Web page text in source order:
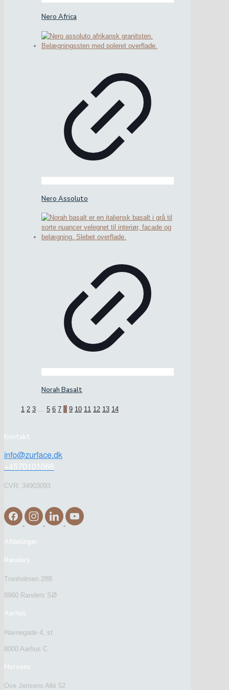
Nero Africa
Nero Assoluto
Norah Basalt
1 2 3 5 6 7 8 9 10 11 12 13 14
Kontakt
CVR: 34903093
Afdelinger
Randers
Tronholmen 28B
8960 Randers SØ
Aarhus
Havnegade 4, st.
8000 Aarhus C
Horsens
Ove Jensens Allé 52